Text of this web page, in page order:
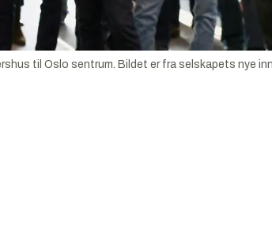
til Oslo sentrum. Bildet er fra selskapets nye